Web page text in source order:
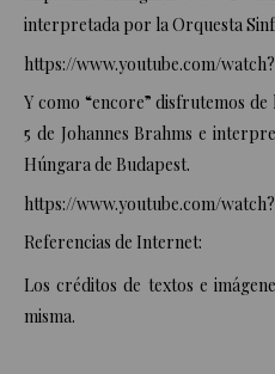
interpretada por la Orquesta
https://www.youtube.com/
Y como “encore” disfrutemos
5 de Johannes Brahms e
Húngara de Budapest.
https://www.youtube.com/
Referencias de Internet:
Los créditos de textos e
misma.